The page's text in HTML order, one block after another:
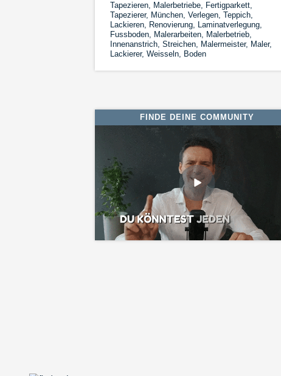
Tapezieren, Malerbetriebe, Fertigparkett,
Tapezierer, München, Verlegen, Teppich,
Lackieren, Renovierung, Laminatverlegung,
Fussboden, Malerarbeiten, Malerbetrieb,
Innenanstrich, Streichen, Malermeister, Maler,
Lackierer, Weisseln, Boden
FINDE DEINE COMMUNITY